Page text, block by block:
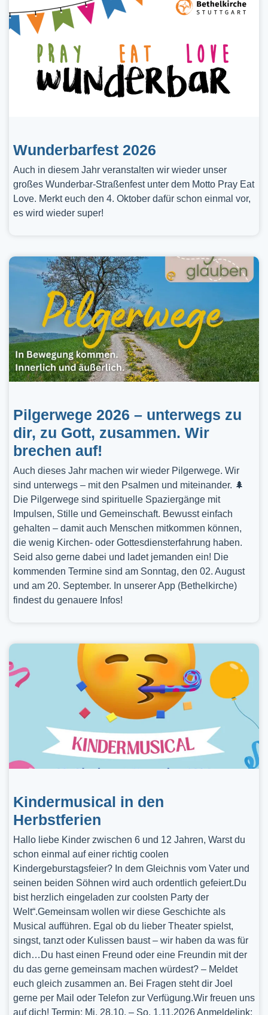
Wunderbarfest 2026
Auch in diesem Jahr veranstalten wir wieder unser
großes Wunderbar-Straßenfest unter dem Motto Pray Eat
Love. Merkt euch den 4. Oktober dafür schon einmal vor,
es wird wieder super!
Pilgerwege 2026 – unterwegs zu
dir, zu Gott, zusammen. Wir
brechen auf!
Auch dieses Jahr machen wir wieder Pilgerwege. Wir
sind unterwegs – mit den Psalmen und miteinander. 🌲
Die Pilgerwege sind spirituelle Spaziergänge mit
Impulsen, Stille und Gemeinschaft. Bewusst einfach
gehalten – damit auch Menschen mitkommen können,
die wenig Kirchen- oder Gottesdiensterfahrung haben.
Seid also gerne dabei und ladet jemanden ein! Die
kommenden Termine sind am Sonntag, den 02. August
und am 20. September. In unserer App (Bethelkirche)
findest du genauere Infos!
Kindermusical in den
Herbstferien
Hallo liebe Kinder zwischen 6 und 12 Jahren, Warst du
schon einmal auf einer richtig coolen
Kindergeburstagsfeier? In dem Gleichnis vom Vater und
seinen beiden Söhnen wird auch ordentlich gefeiert.Du
bist herzlich eingeladen zur coolsten Party der
Welt“.Gemeinsam wollen wir diese Geschichte als
Musical aufführen. Egal ob du lieber Theater spielst,
singst, tanzt oder Kulissen baust – wir haben da was für
dich…Du hast einen Freund oder eine Freundin mit der
du das gerne gemeinsam machen würdest? – Meldet
euch gleich zusammen an. Bei Fragen steht dir Joel
gerne per Mail oder Telefon zur Verfügung.Wir freuen uns
auf dich! Termin: Mi, 28.10. – So, 1.11.2026 Anmeldelink: